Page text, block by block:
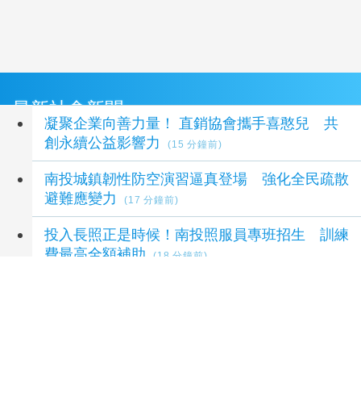
最新社會新聞
凝聚企業向善力量！ 直銷協會攜手喜憨兒 共
創永續公益影響力
(15 分鐘前)
南投城鎮韌性防空演習逼真登場 強化全民疏散
避難應變力
(17 分鐘前)
投入長照正是時候！南投照服員專班招生 訓練
費最高全額補助
(18 分鐘前)